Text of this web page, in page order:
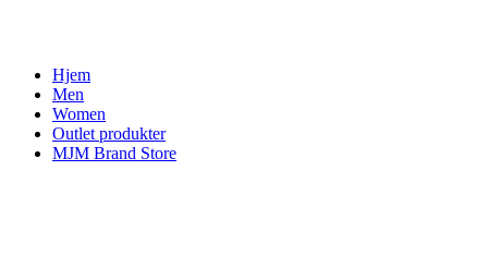
Hjem
Men
Women
Outlet produkter
MJM Brand Store